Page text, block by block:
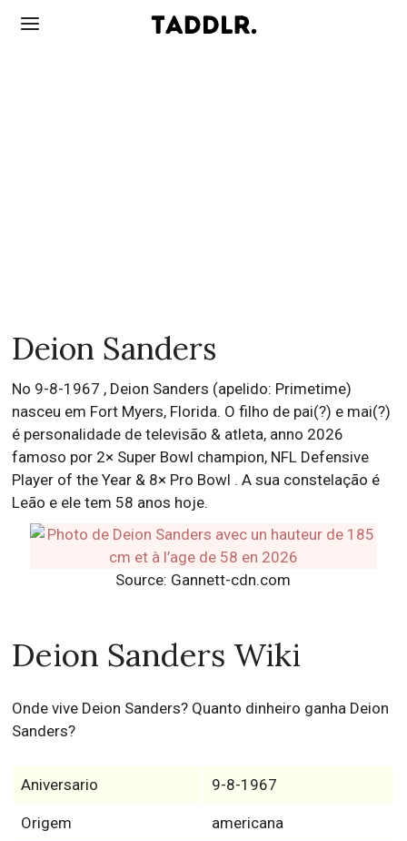
Deion Sanders
No 9-8-1967 , Deion Sanders (apelido: Primetime)
nasceu em Fort Myers, Florida. O filho de pai(?) e mai(?)
é personalidade de televisão & atleta, anno 2026
famoso por 2× Super Bowl champion, NFL Defensive
Player of the Year & 8× Pro Bowl . A sua constelação é
Leão e ele tem 58 anos hoje.
Source: Gannett-cdn.com
Deion Sanders Wiki
Onde vive Deion Sanders? Quanto dinheiro ganha Deion
Sanders?
Aniversario 9-8-1967
Origem americana